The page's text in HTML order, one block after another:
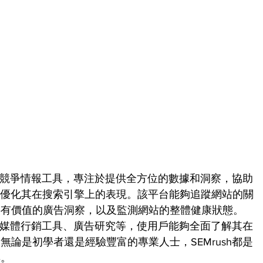
爭情報工具，專注於提供全方位的數據和洞察，協助
化其在搜索引擎上的表現。該平台能夠追蹤網站的關
價值的廣告洞察，以及監測網站的整體健康狀態。
體行銷工具、廣告研究等，使用戶能夠全面了解其在
論是初學者還是經驗豐富的專業人士，SEMrush都是